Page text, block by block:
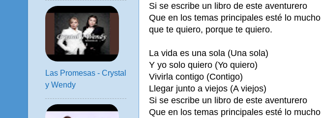
Si se escribe un libro de este aventurero
Que en los temas principales esté lo mucho
que te quiero, porque te quiero.
La vida es una sola (Una sola)
Y yo solo quiero (Yo quiero)
Vivirla contigo (Contigo)
Llegar junto a viejos (A viejos)
Si se escribe un libro de este aventurero
Que en los temas principales esté lo mucho
Las Promesas - Crystal
y Wendy